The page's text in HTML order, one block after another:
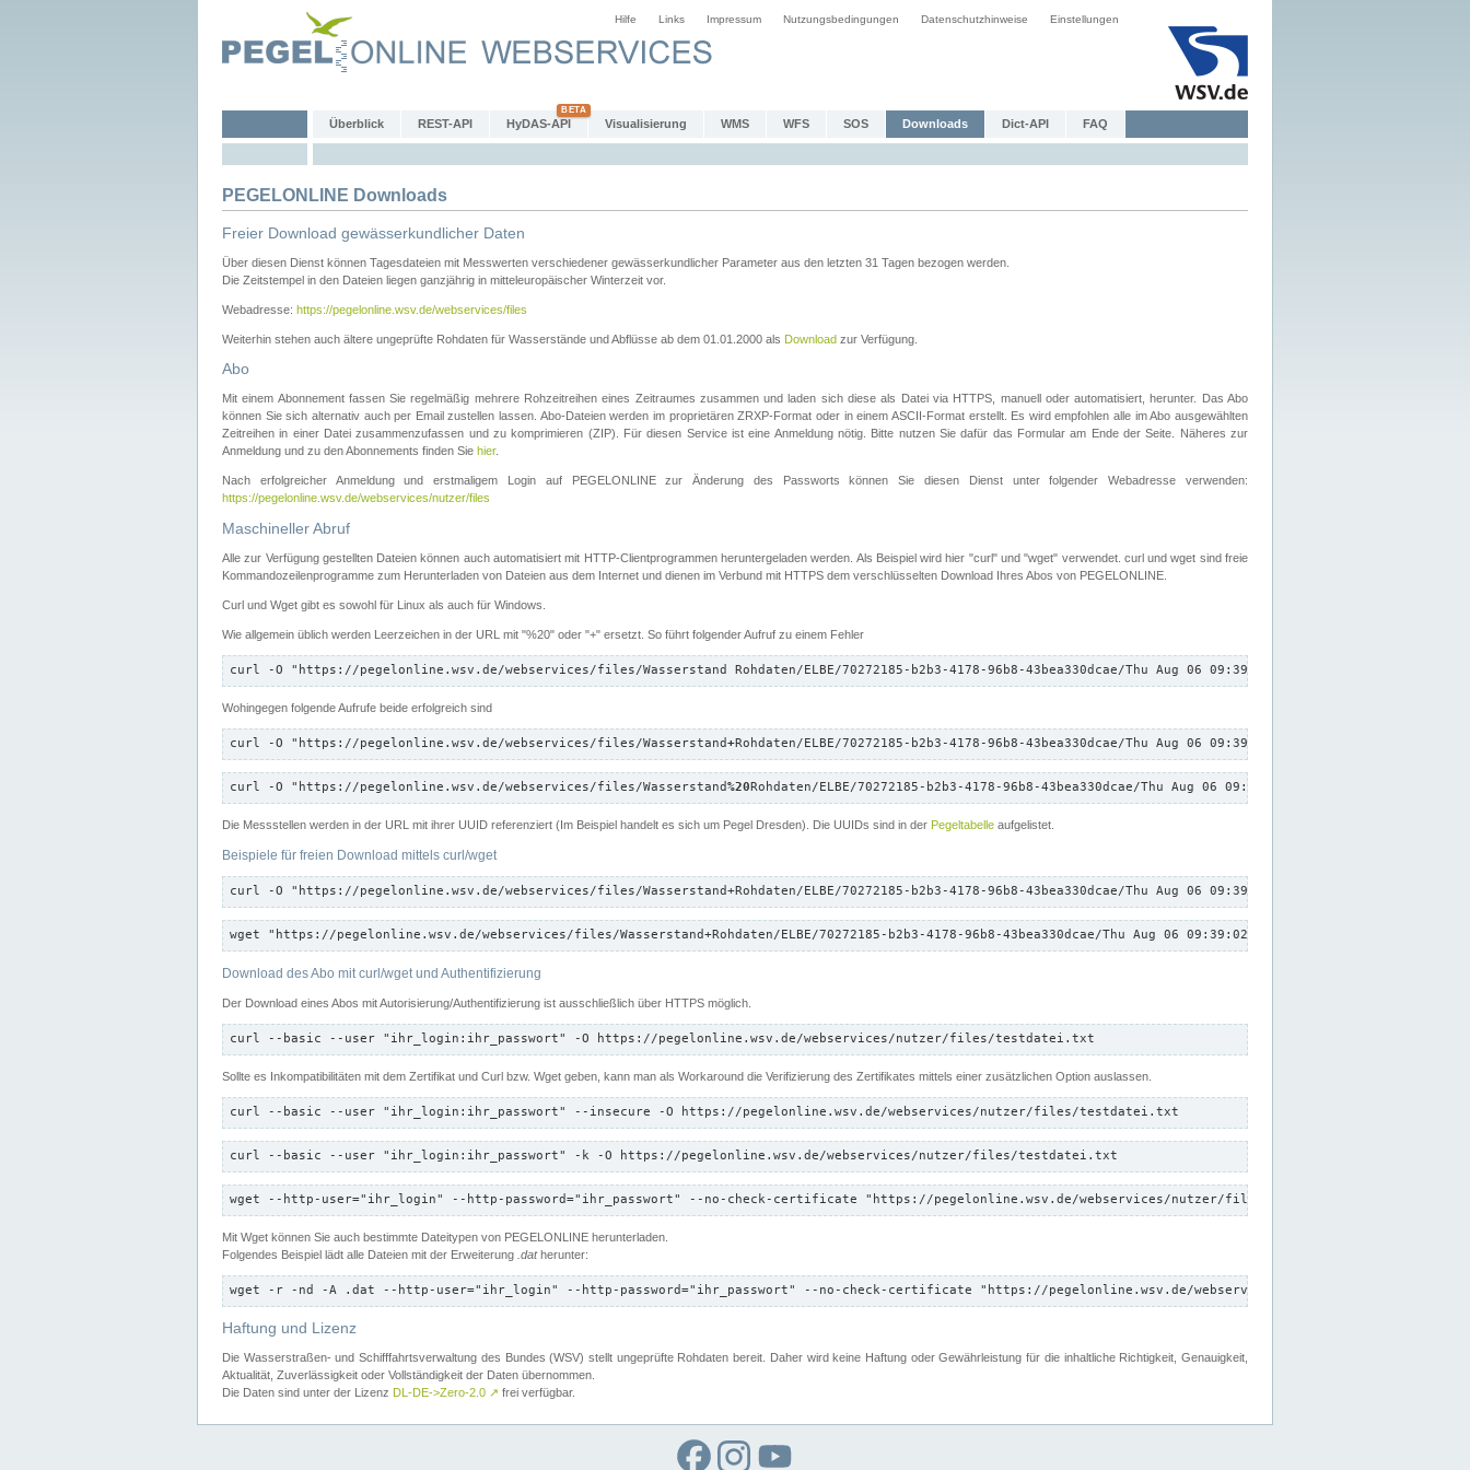
Hilfe Links Impressum Nutzungsbedingungen Datenschutzhinweise Einstellungen
Überblick REST-API HyDAS-API Visualisierung WMS WFS SOS Downloads Dict-API FAQ
PEGELONLINE Downloads
Freier Download gewässerkundlicher Daten
Über diesen Dienst können Tagesdateien mit Messwerten verschiedener gewässerkundlicher Parameter aus den letzten 31 Tagen bezogen werden.
Die Zeitstempel in den Dateien liegen ganzjährig in mitteleuropäischer Winterzeit vor.
Webadresse: https://pegelonline.wsv.de/webservices/files
Weiterhin stehen auch ältere ungeprüfte Rohdaten für Wasserstände und Abflüsse ab dem 01.01.2000 als Download zur Verfügung.
Abo
Mit einem Abonnement fassen Sie regelmäßig mehrere Rohzeitreihen eines Zeitraumes zusammen und laden sich diese als Datei via HTTPS, manuell oder automatisiert, herunter. Das Abo
können Sie sich alternativ auch per Email zustellen lassen. Abo-Dateien werden im proprietären ZRXP-Format oder in einem ASCII-Format erstellt. Es wird empfohlen alle im Abo ausgewählten
Zeitreihen in einer Datei zusammenzufassen und zu komprimieren (ZIP). Für diesen Service ist eine Anmeldung nötig. Bitte nutzen Sie dafür das Formular am Ende der Seite. Näheres zur
Anmeldung und zu den Abonnements finden Sie hier.
Nach erfolgreicher Anmeldung und erstmaligem Login auf PEGELONLINE zur Änderung des Passworts können Sie diesen Dienst unter folgender Webadresse verwenden:
https://pegelonline.wsv.de/webservices/nutzer/files
Maschineller Abruf
Alle zur Verfügung gestellten Dateien können auch automatisiert mit HTTP-Clientprogrammen heruntergeladen werden. Als Beispiel wird hier "curl" und "wget" verwendet. curl und wget sind freie
Kommandozeilenprogramme zum Herunterladen von Dateien aus dem Internet und dienen im Verbund mit HTTPS dem verschlüsselten Download Ihres Abos von PEGELONLINE.
Curl und Wget gibt es sowohl für Linux als auch für Windows.
Wie allgemein üblich werden Leerzeichen in der URL mit "%20" oder "+" ersetzt. So führt folgender Aufruf zu einem Fehler
curl -O "https://pegelonline.wsv.de/webservices/files/Wasserstand Rohdaten/ELBE/70272185-b2b3-4178-96b8-43bea330dcae/Thu Aug 06 09:39:02 CEST 2026/down.txt"
Wohingegen folgende Aufrufe beide erfolgreich sind
curl -O "https://pegelonline.wsv.de/webservices/files/Wasserstand+Rohdaten/ELBE/70272185-b2b3-4178-96b8-43bea330dcae/Thu Aug 06 09:39:02 CEST 2026/down.txt"
curl -O "https://pegelonline.wsv.de/webservices/files/Wasserstand%20Rohdaten/ELBE/70272185-b2b3-4178-96b8-43bea330dcae/Thu Aug 06 09:39:02 CEST 2026/down.txt"
Die Messstellen werden in der URL mit ihrer UUID referenziert (Im Beispiel handelt es sich um Pegel Dresden). Die UUIDs sind in der Pegeltabelle aufgelistet.
Beispiele für freien Download mittels curl/wget
curl -O "https://pegelonline.wsv.de/webservices/files/Wasserstand+Rohdaten/ELBE/70272185-b2b3-4178-96b8-43bea330dcae/Thu Aug 06 09:39:02 CEST 2026/down.txt"
wget "https://pegelonline.wsv.de/webservices/files/Wasserstand+Rohdaten/ELBE/70272185-b2b3-4178-96b8-43bea330dcae/Thu Aug 06 09:39:02 CEST 2026/down.txt"
Download des Abo mit curl/wget und Authentifizierung
Der Download eines Abos mit Autorisierung/Authentifizierung ist ausschließlich über HTTPS möglich.
curl --basic --user "ihr_login:ihr_passwort" -O https://pegelonline.wsv.de/webservices/nutzer/files/testdatei.txt
Sollte es Inkompatibilitäten mit dem Zertifikat und Curl bzw. Wget geben, kann man als Workaround die Verifizierung des Zertifikates mittels einer zusätzlichen Option auslassen.
curl --basic --user "ihr_login:ihr_passwort" --insecure -O https://pegelonline.wsv.de/webservices/nutzer/files/testdatei.txt
curl --basic --user "ihr_login:ihr_passwort" -k -O https://pegelonline.wsv.de/webservices/nutzer/files/testdatei.txt
wget --http-user="ihr_login" --http-password="ihr_passwort" --no-check-certificate "https://pegelonline.wsv.de/webservices/nutzer/files/testdatei.txt"
Mit Wget können Sie auch bestimmte Dateitypen von PEGELONLINE herunterladen.
Folgendes Beispiel lädt alle Dateien mit der Erweiterung .datherunter:
wget -r -nd -A .dat --http-user="ihr_login" --http-password="ihr_passwort" --no-check-certificate "https://pegelonline.wsv.de/webservices/nutzer/files"
Haftung und Lizenz
Die Wasserstraßen- und Schifffahrtsverwaltung des Bundes (WSV) stellt ungeprüfte Rohdaten bereit. Daher wird keine Haftung oder Gewährleistung für die inhaltliche Richtigkeit, Genauigkeit,
Aktualität, Zuverlässigkeit oder Vollständigkeit der Daten übernommen.
Die Daten sind unter der Lizenz DL-DE->Zero-2.0 ↗ frei verfügbar.